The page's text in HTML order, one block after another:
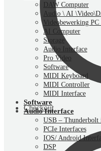
Checkout
DAW Computer
Audio \ AI
Videobewerking
AI Computer
Storage
Audio Interface
Pro Video
Software
MIDI Keyboard
MIDI Controller
MIDI Interface
Software
Audio Interface
USB – Thunderbolt
PCIe Interfaces
IOS/ Android
DSP